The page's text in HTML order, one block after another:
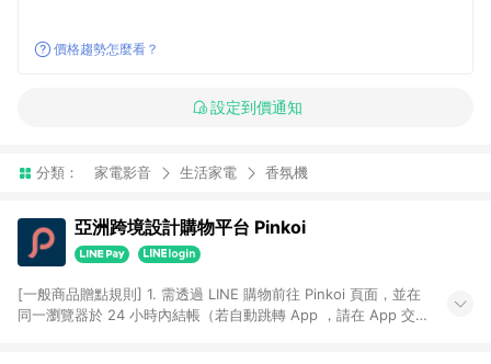
價格趨勢怎麼看？
設定到價通知
分類： 家電影音 生活家電 香氛機
亞洲跨境設計購物平台 Pinkoi
[一般商品贈點規則] 1. 需透過 LINE 購物前往 Pinkoi 頁面，並在
同一瀏覽器於 24 小時內結帳（若自動跳轉 App ，請在 App 交